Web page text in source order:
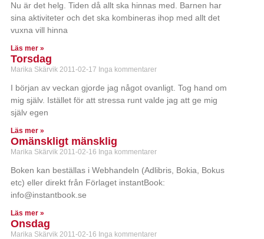
Nu är det helg. Tiden då allt ska hinnas med. Barnen har
sina aktiviteter och det ska kombineras ihop med allt det
vuxna vill hinna
Läs mer »
Torsdag
Marika Skärvik 2011-02-17 Inga kommentarer
I början av veckan gjorde jag något ovanligt. Tog hand om
mig själv. Istället för att stressa runt valde jag att ge mig
själv egen
Läs mer »
Omänskligt mänsklig
Marika Skärvik 2011-02-16 Inga kommentarer
Boken kan beställas i Webhandeln (Adlibris, Bokia, Bokus
etc) eller direkt från Förlaget instantBook:
info@instantbook.se
Läs mer »
Onsdag
Marika Skärvik 2011-02-16 Inga kommentarer